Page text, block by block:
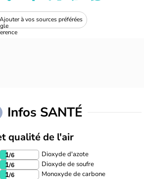
Ajouter à vos sources préférées
Infos SANTÉ
qualité de l'air
1/6 Dioxyde d'azote
1/6 Dioxyde de soufre
1/6 Monoxyde de carbone